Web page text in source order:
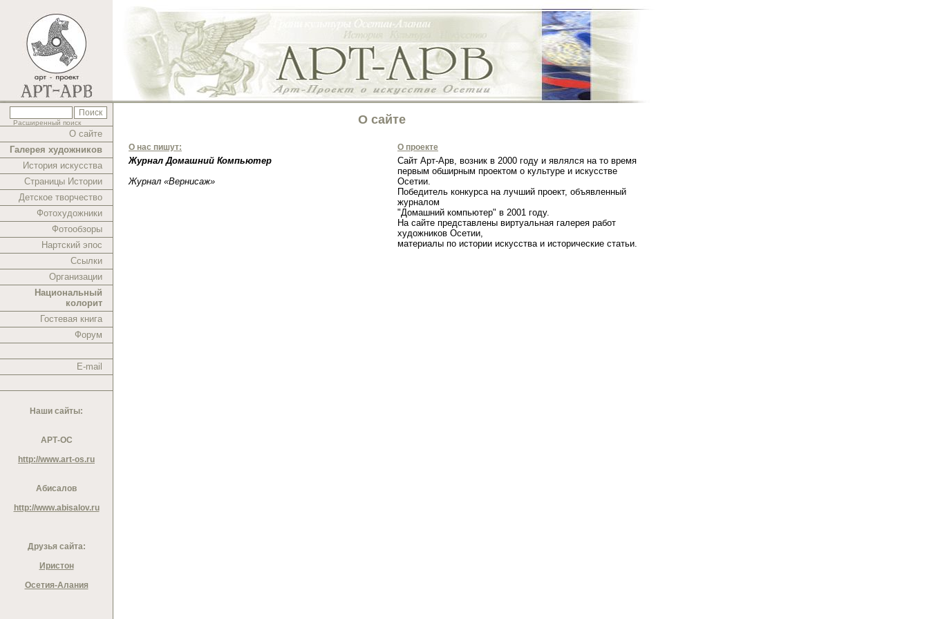
Расширенный поиск
О сайте
Галерея художников
История искусства
Страницы Истории
Детское творчество
Фотохудожники
Фотообзоры
Нартский эпос
Ссылки
Организации
Национальный
колорит
Гостевая книга
Форум
E-mail
Наши сайты:
АРТ-ОС
http://www.art-os.ru
Абисалов
http://www.abisalov.ru
Друзья сайта:
Иристон
Осетия-Алания
О сайте
О нас пишут:
Журнал Домашний Компьютер
Журнал «Вернисаж»
О проекте
Сайт Арт-Арв, возник в 2000 году и являлся на то время
первым обширным проектом о культуре и искусстве
Осетии.
Победитель конкурса на лучший проект, объявленный
журналом
"Домашний компьютер" в 2001 году.
На сайте представлены виртуальная галерея работ
художников Осетии,
материалы по истории искусства и исторические статьи.